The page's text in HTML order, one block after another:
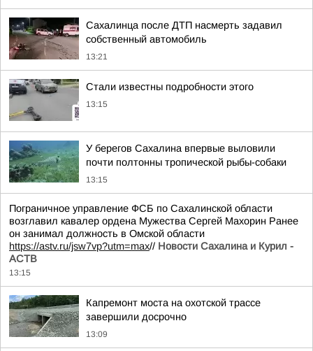
Сахалинца после ДТП насмерть задавил
собственный автомобиль
13:21
Стали известны подробности этого
13:15
У берегов Сахалина впервые выловили
почти полтонны тропической рыбы-собаки
13:15
Пограничное управление ФСБ по Сахалинской области
возглавил кавалер ордена Мужества Сергей Махорин Ранее
он занимал должность в Омской области
https://astv.ru/jsw7vp?utm=max// Новости Сахалина и Курил -
АСТВ
13:15
Капремонт моста на охотской трассе
завершили досрочно
13:09